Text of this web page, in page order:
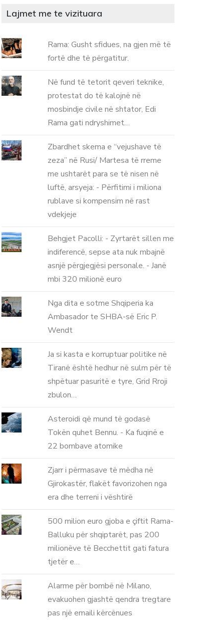
Lajmet me te vizituara
Rama: Gusht sfidues, na gjen më të
fortë dhe të përgatitur.
Në fund të tetorit qeveri teknike,
protestat do të kalojnë në
mosbindje civile në shtator, Edi
Rama gati ndryshimet…
Zbardhet skema e “vejushave të
zeza” në Rusi/ Martesa të rreme
me ushtarët para se të nisen në
luftë, arsyeja: - Përfitimi i miliona
rublave si kompensim në rast
vdekjeje
Behgjet Pacolli: - Zyrtarët sillen me
indiferencë, sepse ata nuk mbajnë
asnjë përgjegjësi personale. - Janë
mbi 320 milionë euro
Nga dita e sotme Shqiperia ka
Ambasador te SHBA-së Eric P.
Wendt
Ja si kasta e korruptuar politike në
Tiranë është hedhur në sulm për të
shpëtuar pasuritë e tyre, Grid Rroji
zbulon…
Asteroidi që mund të godasë
Tokën quhet Bennu. - Ka fuqinë e
22 bombave atomike
Zjarr i përmasave të mëdha në
Gjirokastër, flakët favorizohen nga
era dhe terreni i vështirë
500 milion euro gjoba e çiftit Rama-
Balluku për shqiptarët, pas 200
milionëve të Becchettit gati fatura
tjetër e…
Alarme për bombë në Milano,
evakuohen gjashtë qendra tregtare
pas një emaili kërcënues